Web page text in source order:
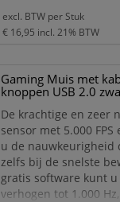
extra grote scrollwiel
maken onze GS202
dpi met de DPI
Model: bedrade
gamingmuis
excl. BTW per Stuk
€ 16,95 incl. 21% BTW
Gaming Muis met
knoppen USB 2.0
De krachtige en zeer
sensor met 5.000 FPS
u de nauwkeurigheid
zelfs bij de snelste
gratis software kunt
verhogen tot 1.000